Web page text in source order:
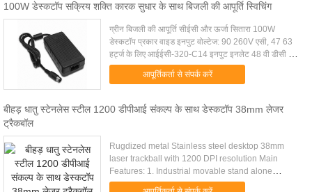
100W डेस्कटॉप सक्रिय शक्ति कारक सुधार के साथ बिजली की आपूर्ति स्विचिंग
ग्रीन बिजली की आपूर्ति सीईसी और ऊर्जा सितारा 100W
डेस्कटॉप प्रकार वाइड इनपुट वोल्टेज: 90 260V एसी, 47 63
हर्ट्ज के लिए आईईसी-320-C14 इनपुट इनलेट 48 वी डीसी के
माध्यम से उत्पादन में वोल्टेज 11V डीसी से उपलब्ध एक...
आपूर्तिकर्ता से संपर्क करें
बीहड़ धातु स्टेनलेस स्टील 1200 डीपीआई संकल्प के साथ डेस्कटॉप 38mm लेजर
ट्रैकबॉल
Rugdized metal Stainless steel desktop 38mm
laser trackball with 1200 DPI resolution Main
Features: 1. Industrial movable stand alone
trackball for very harsh environment 2. with 3